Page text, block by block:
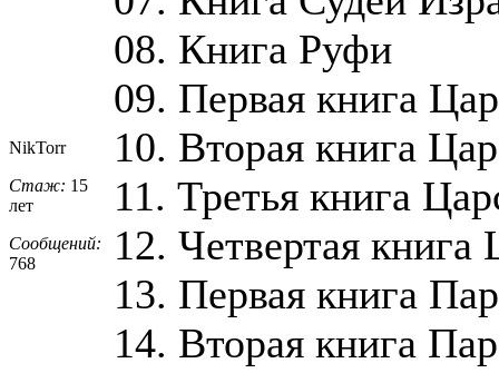
NikTorr
Стаж: 15
лет
Сообщений:
768
08. Книга Руфи
09. Первая книга
10. Вторая книга
11. Третья книга
12. Четвертая книга
13. Первая книга
14. Вторая книга